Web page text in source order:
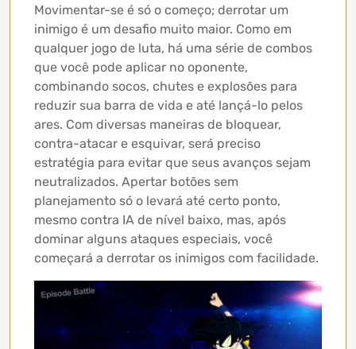
Movimentar-se é só o começo; derrotar um
inimigo é um desafio muito maior. Como em
qualquer jogo de luta, há uma série de combos
que você pode aplicar no oponente,
combinando socos, chutes e explosões para
reduzir sua barra de vida e até lançá-lo pelos
ares. Com diversas maneiras de bloquear,
contra-atacar e esquivar, será preciso
estratégia para evitar que seus avanços sejam
neutralizados. Apertar botões sem
planejamento só o levará até certo ponto,
mesmo contra IA de nível baixo, mas, após
dominar alguns ataques especiais, você
começará a derrotar os inimigos com facilidade.